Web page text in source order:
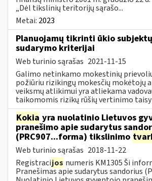
„Dėl tikslinių teritorijų sąrašo...
Metai: 2023
Planuojamų tikrinti ūkio
sudarymo kriterijai
Web turinio sąrašas 2021-11-15
Galimo netinkamo mokestinių
požiūriu rizikingų mokesčių mokėtojų
veiksmų atlikimui yra atliekama
taikomomis rizikų rūšių vertinimo
Kokia yra nuolatinio Lietuvos
pranešimo apie sudarytus
(PRC907...forma) tikslinimo
Web turinio sąrašas 2018-11-22
Registracijos numeris KM1305 Ši
Pranešimas apie sudarytus sandorius